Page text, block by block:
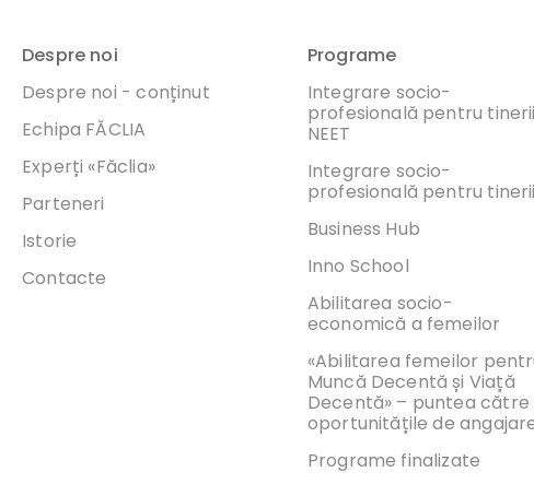
Despre noi
Despre noi - conținut
Echipa FĂCLIA
Experți «Făclia»
Parteneri
Istorie
Contacte
Programe
Integrare socio-
profesională pentru tinerii
NEET
Integrare socio-
profesională pentru tinerii
Business Hub
Inno School
Abilitarea socio-
economică a femeilor
«Abilitarea femeilor
Muncă Decentă și Viață
Decentă» – puntea către
oportunitățile de
Programe finalizate